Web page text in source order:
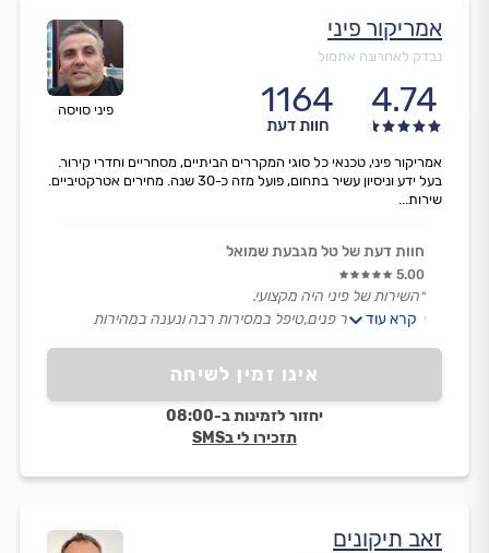
פיני סויסה
אמריקור פיני
נבדק לאחרונה אתמול
4.74
1164
חוות דעת
אינו זמין לשיחה
יחזור לזמינות ב-08:00
תזכירו לי בSMS
אמריקור פיני, טכנאי כל סוגי המקררים הביתיים, מסחריים וחדרי קירור.
בעל ידע וניסיון עשיר בתחום, פועל מזה כ-30 שנה. מחירים אטרקטיביים.
שירות...
חוות דעת של טל מגבעת שמואל
5.00
״השירות של פיני היה מקצועי.
פיני אדם מאיר פנים,טיפל במסירות רבה ונענה במהירות
קרא עוד
זאב תיקונים